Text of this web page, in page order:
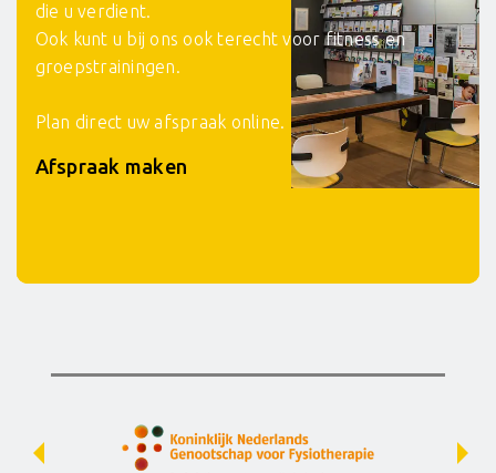
die u verdient.
Ook kunt u bij ons ook terecht voor fitness en
groepstrainingen.
Plan direct uw afspraak online.
Afspraak maken